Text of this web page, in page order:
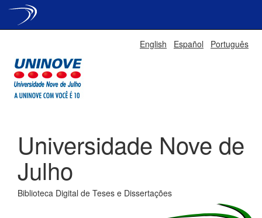
English Español Português
Universidade Nove de
Julho
Biblioteca Digital de Teses e Dissertações